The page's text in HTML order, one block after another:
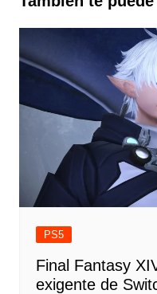
PS5
Final Fantasy
exigente de